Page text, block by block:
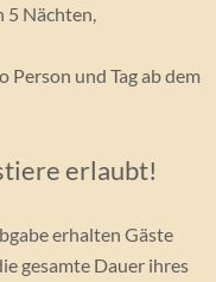
5 Nächten,
und Tag ab dem
erlaubt!
erhalten Gäste
gesamte Dauer ihres